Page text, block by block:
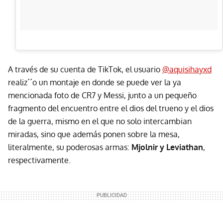
A través de su cuenta de TikTok, el usuario @aquisihayxd
realiz´´o un montaje en donde se puede ver la ya
mencionada foto de CR7 y Messi, junto a un pequeño
fragmento del encuentro entre el dios del trueno y el dios
de la guerra, mismo en el que no solo intercambian
miradas, sino que además ponen sobre la mesa,
literalmente, su poderosas armas: Mjolnir y Leviathan,
respectivamente.